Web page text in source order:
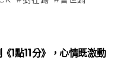
1點11分》，心情既激動